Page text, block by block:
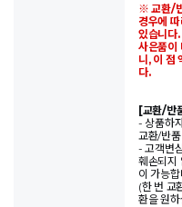
※ 교환/
경우에
있습니다.
사은품이
니, 이 점
다.
[교환/반
- 상품하
교환/반
- 고객변
훼손되지
이 가능합
(한 번 교
환을 원